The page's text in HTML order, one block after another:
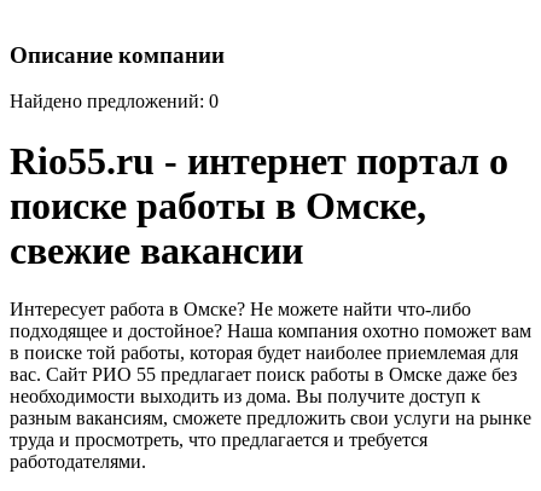
Описание компании
Найдено предложений: 0
Rio55.ru - интернет портал о
поиске работы в Омске,
свежие вакансии
Интересует работа в Омске? Не можете найти что-либо
подходящее и достойное? Наша компания охотно поможет вам
в поиске той работы, которая будет наиболее приемлемая для
вас. Сайт РИО 55 предлагает поиск работы в Омске даже без
необходимости выходить из дома. Вы получите доступ к
разным вакансиям, сможете предложить свои услуги на рынке
труда и просмотреть, что предлагается и требуется
работодателями.